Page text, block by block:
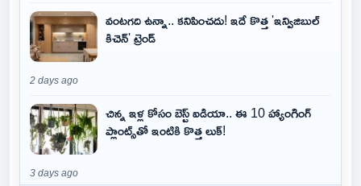
వంటగది ఉన్నా.. కనిపించదు! ఇదే కొత్త 'ఇన్విజిబుల్
కిచెన్' ట్రెండ్
2 days ago
చిన్న ఇళ్ల కోసం బెస్ట్ ఐడియా.. ఈ 10 హ్యాంగింగ్
ప్లాంట్స్‌తో ఇంటికి కొత్త లుక్!
3 days ago